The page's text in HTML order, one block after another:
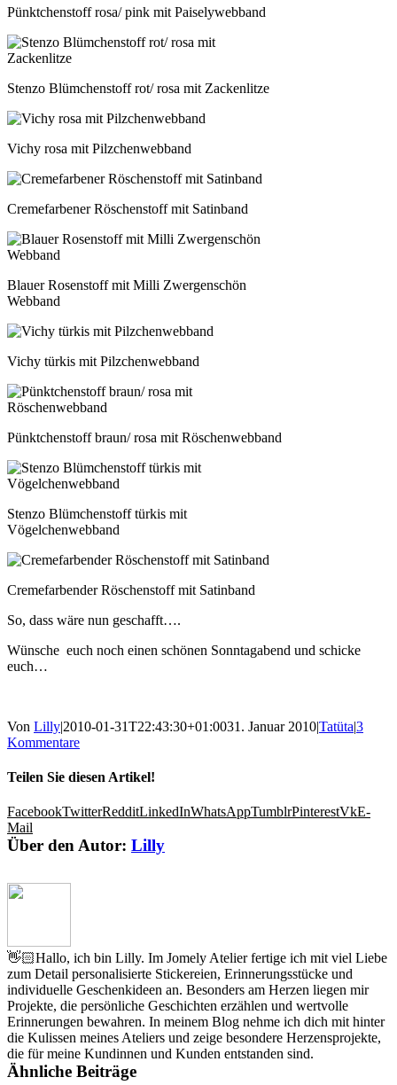
Pünktchenstoff rosa/ pink mit Paiselywebband
Stenzo Blümchenstoff rot/ rosa mit Zackenlitze
Vichy rosa mit Pilzchenwebband
Cremefarbener Röschenstoff mit Satinband
Blauer Rosenstoff mit Milli Zwergenschön
Webband
Vichy türkis mit Pilzchenwebband
Pünktchenstoff braun/ rosa mit Röschenwebband
Stenzo Blümchenstoff türkis mit
Vögelchenwebband
Cremefarbender Röschenstoff mit Satinband
So, dass wäre nun geschafft….
Wünsche euch noch einen schönen Sonntagabend und schicke
euch…
Von Lilly|2010-01-31T22:43:30+01:0031. Januar 2010|Tatüta|3
Kommentare
Teilen Sie diesen Artikel!
FacebookTwitterRedditLinkedInWhatsAppTumblrPinterestVkE-
Mail
Über den Autor: Lilly
👋🏻Hallo, ich bin Lilly. Im Jomely Atelier fertige ich mit viel Liebe
zum Detail personalisierte Stickereien, Erinnerungsstücke und
individuelle Geschenkideen an. Besonders am Herzen liegen mir
Projekte, die persönliche Geschichten erzählen und wertvolle
Erinnerungen bewahren. In meinem Blog nehme ich dich mit hinter
die Kulissen meines Ateliers und zeige besondere Herzensprojekte,
die für meine Kundinnen und Kunden entstanden sind.
Ähnliche Beiträge